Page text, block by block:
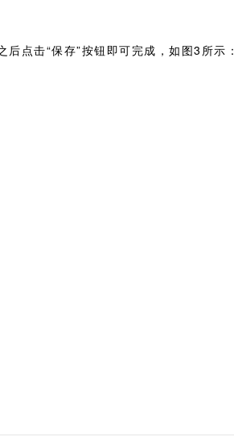
点击“保存”按钮即可完成，如图3所示：